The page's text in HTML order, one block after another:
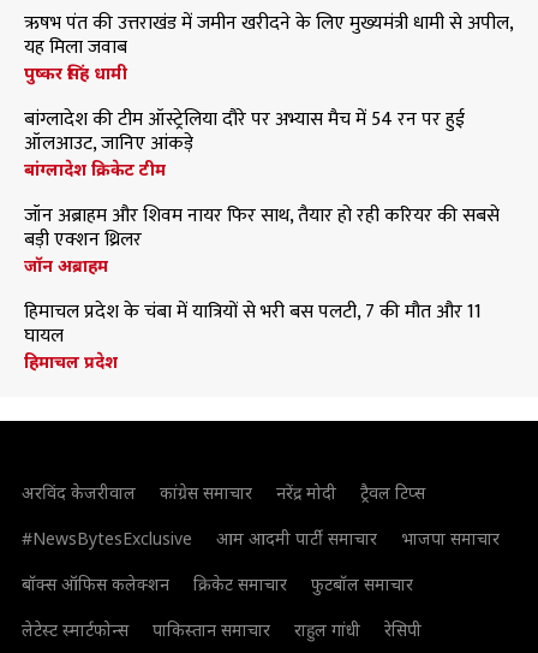
ऋषभ पंत की उत्तराखंड में जमीन खरीदने के लिए मुख्यमंत्री धामी से अपील,
यह मिला जवाब
पुष्कर सिंह धामी
बांग्लादेश की टीम ऑस्ट्रेलिया दौरे पर अभ्यास मैच में 54 रन पर हुई
ऑलआउट, जानिए आंकड़े
बांग्लादेश क्रिकेट टीम
जॉन अब्राहम और शिवम नायर फिर साथ, तैयार हो रही करियर की सबसे
बड़ी एक्शन थ्रिलर
जॉन अब्राहम
हिमाचल प्रदेश के चंबा में यात्रियों से भरी बस पलटी, 7 की मौत और 11
घायल
हिमाचल प्रदेश
अरविंद केजरीवाल कांग्रेस समाचार नरेंद्र मोदी
ट्रैवल टिप्स
#NewsBytesExclusive
आम आदमी पार्टी समाचार
भाजपा समाचार
बॉक्स ऑफिस कलेक्शन
क्रिकेट समाचार
फुटबॉल समाचार
लेटेस्ट स्मार्टफोन्स
पाकिस्तान समाचार राहुल गांधी
रेसिपी